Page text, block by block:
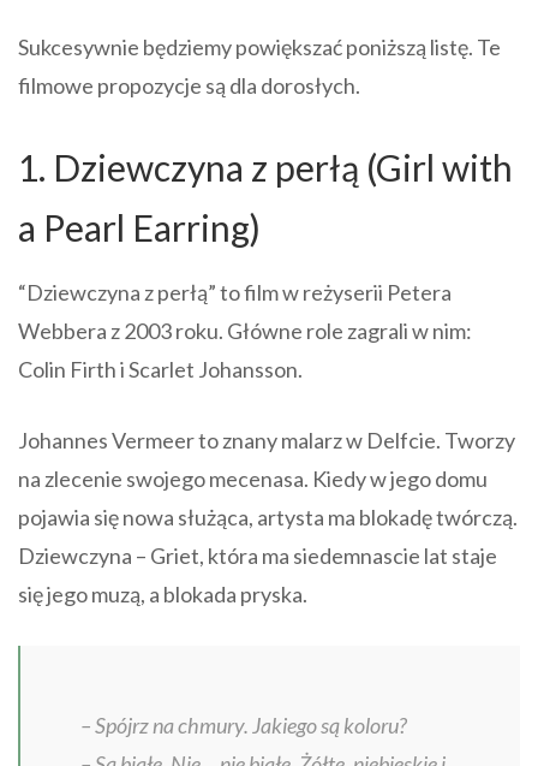
Sukcesywnie będziemy powiększać poniższą listę. Te
filmowe propozycje są dla dorosłych.
1. Dziewczyna z perłą (Girl with
a Pearl Earring)
“Dziewczyna z perłą” to film w reżyserii Petera
Webbera z 2003 roku. Główne role zagrali w nim:
Colin Firth i Scarlet Johansson.
Johannes Vermeer to znany malarz w Delfcie. Tworzy
na zlecenie swojego mecenasa. Kiedy w jego domu
pojawia się nowa służąca, artysta ma blokadę twórczą.
Dziewczyna – Griet, która ma siedemnascie lat staje
się jego muzą, a blokada pryska.
– Spójrz na chmury. Jakiego są koloru?